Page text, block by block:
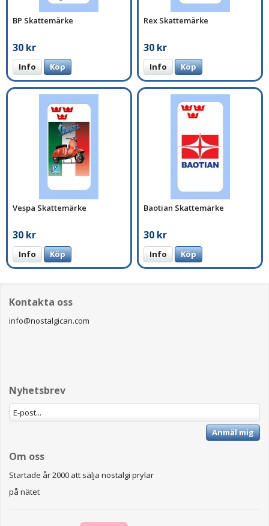
BP Skattemärke
30 kr
Info Köp
Rex Skattemärke
30 kr
Info Köp
Vespa Skattemärke
30 kr
Info Köp
Baotian Skattemärke
30 kr
Info Köp
Kontakta oss
info@nostalgican.com
Nyhetsbrev
Anmäl mig
Om oss
Startade år 2000 att sälja nostalgi prylar
på nätet